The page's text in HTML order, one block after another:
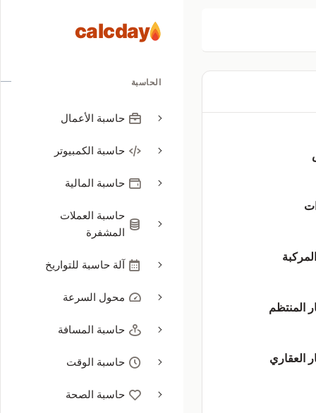
calcday
الحاسبة
حاسبة الأعمال
حاسبة الكمبيوتر
حاسبة المالية
حاسبة العملات
المشفرة
آلة حاسبة للتواريخ
محول السرعة
حاسبة المسافة
حاسبة الوقت
حاسبة الصحة
المنتظم
العقاري